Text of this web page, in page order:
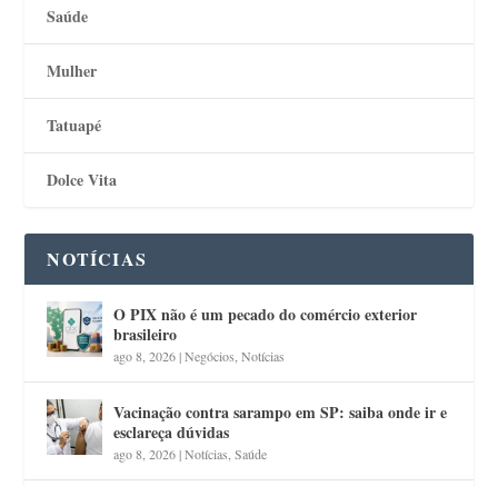
Saúde
Mulher
Tatuapé
Dolce Vita
NOTÍCIAS
O PIX não é um pecado do comércio exterior
brasileiro
ago 8, 2026|Negócios ,Notícias
Vacinação contra sarampo em SP: saiba onde ir e
esclareça dúvidas
ago 8, 2026|Notícias ,Saúde